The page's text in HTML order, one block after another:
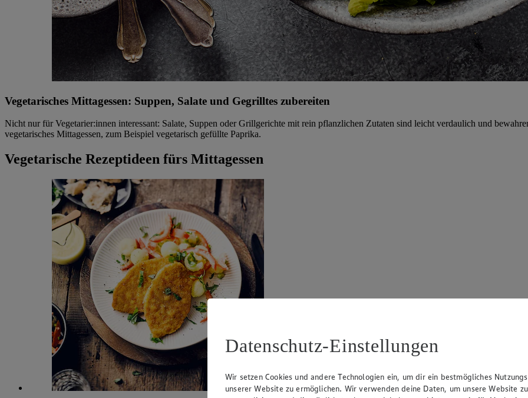
Vegetarisches Mittagessen: Suppen, Salate und Gegrilltes zubereiten
Nicht nur für Vegetarier:innen interessant: Salate, Suppen oder Grillgerichte mit rein pflanzlichen Zutaten sind leicht verdaulich und
vegetarisches Mittagessen, zum Beispiel vegetarisch gefüllte Paprika.
Vegetarische Rezeptideen fürs Mittagessen
Datenschutz-Einstellungen
Wir setzen Cookies und andere Technologien ein, um dir ein bestmögliches
unserer Website zu ermöglichen. Wir verwenden deine Daten, um unsere Website zu